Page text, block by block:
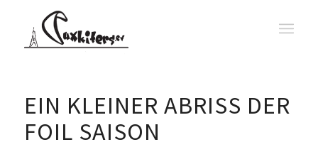
EIN KLEINER ABRISS DER
FOIL SAISON